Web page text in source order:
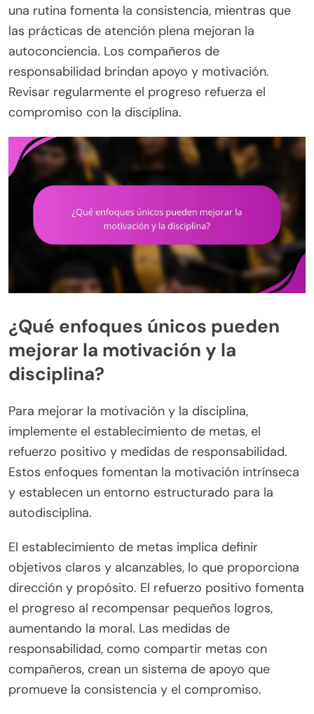
una rutina fomenta la consistencia, mientras que
las prácticas de atención plena mejoran la
autoconciencia. Los compañeros de
responsabilidad brindan apoyo y motivación.
Revisar regularmente el progreso refuerza el
compromiso con la disciplina.
¿Qué enfoques únicos pueden
mejorar la motivación y la
disciplina?
Para mejorar la motivación y la disciplina,
implemente el establecimiento de metas, el
refuerzo positivo y medidas de responsabilidad.
Estos enfoques fomentan la motivación intrínseca
y establecen un entorno estructurado para la
autodisciplina.
El establecimiento de metas implica definir
objetivos claros y alcanzables, lo que proporciona
dirección y propósito. El refuerzo positivo fomenta
el progreso al recompensar pequeños logros,
aumentando la moral. Las medidas de
responsabilidad, como compartir metas con
compañeros, crean un sistema de apoyo que
promueve la consistencia y el compromiso.